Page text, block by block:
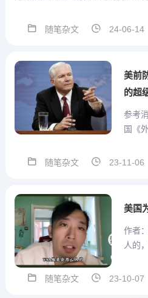
帮助犹太人，600万犹太人就不会
随笔杂文 24-06-14
美前
的超
参考
国《
章，
可能
随笔杂文 23-11-06
美国
作者
人的
行抹
随笔杂文 23-10-07